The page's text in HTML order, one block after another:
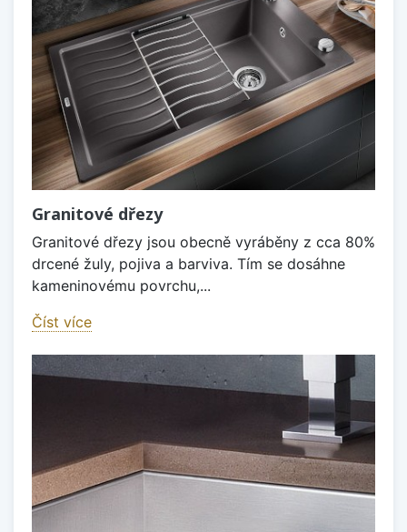
Granitové dřezy
Granitové dřezy jsou obecně vyráběny z cca 80%
drcené žuly, pojiva a barviva. Tím se dosáhne
kameninovému povrchu,...
Číst více